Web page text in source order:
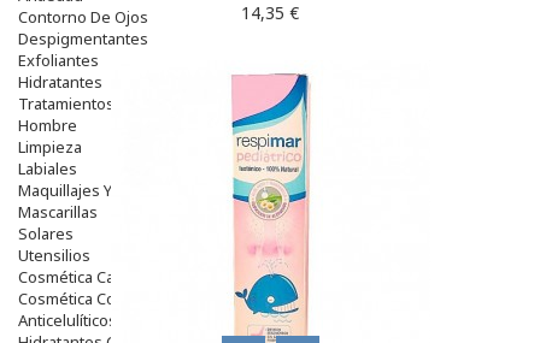
Contorno De Ojos
Despigmentantes
Exfoliantes
Hidratantes
Tratamientos De Noche
Hombre
Limpieza
Labiales
Maquillajes Y Color
Mascarillas
Solares
Utensilios
Cosmética Capilar
Cosmética Corporal
Anticelulíticos
14,35 €